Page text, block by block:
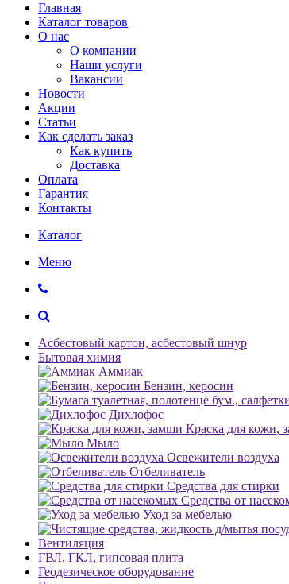
Главная
Каталог товаров
О нас
О компании
Наши услуги
Вакансии
Новости
Акции
Статьи
Как сделать заказ
Как купить
Доставка
Оплата
Гарантия
Контакты
Каталог
Меню
Асбестовый картон, асбестовый шнур
Бытовая химия
Аммиак
Бензин, керосин
Дихлофос
Краска для кожи,
Мыло
Освежители воздуха
Отбеливатель
Средства для стирки
Средства от
Уход за мебелью
Вентиляция
ГВЛ, ГКЛ, гипсовая плита
Геодезическое оборудование